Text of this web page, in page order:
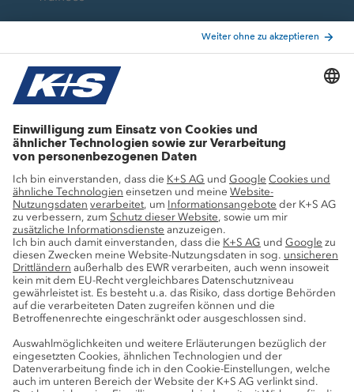
Aktuelle Themen
Stellenangebote
Wachstumsprojekte
Innovation
Nachhaltigkeit
Service
Pressekontakte
K+S-Newsletter
K+S Fanshop
Bergbaulexikon